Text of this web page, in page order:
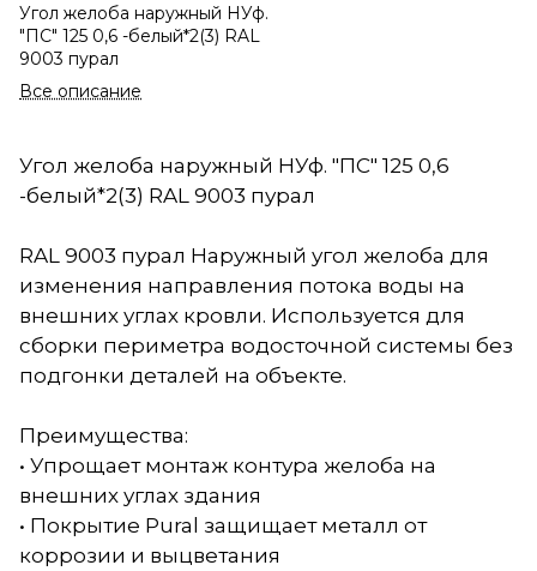
Угол желоба наружный НУф.
"ПС" 125 0,6 -белый*2(3) RAL
9003 пурал
Все описание
Угол желоба наружный НУф. "ПС" 125 0,6
-белый*2(3) RAL 9003 пурал
RAL 9003 пурал Наружный угол желоба для
изменения направления потока воды на
внешних углах кровли. Используется для
сборки периметра водосточной системы без
подгонки деталей на объекте.
Преимущества:
• Упрощает монтаж контура желоба на
внешних углах здания
• Покрытие Pural защищает металл от
коррозии и выцветания